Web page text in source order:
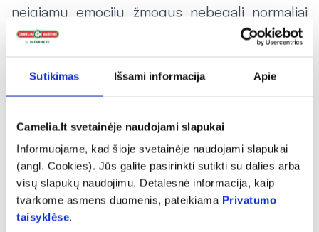
Sutikimas Išsami informacija Apie
Camelia.lt svetainėje naudojami slapukai
Informuojame, kad šioje svetainėje naudojami slapukai
(angl. Cookies). Jūs galite pasirinkti sutikti su dalies arba
visų slapukų naudojimu. Detalesnė informacija, kaip
tvarkome asmens duomenis, pateikiama Privatumo
taisyklėse.
neigiamų emocijų žmogus nebegali normaliai
gyventi.
turi naktinio staliuko stalčiuje ir jaučiasi ramūs
prireiks. Tokie žmonės įsistato save į rėmus ir
nenori iš jų išeiti, jie neatlieka savianalizės,
kodėl taip yra ir ką reikėtų dėl to daryti. Tokiu
atveju galėtų padėti ir meditacijas, psichologo
konsultacijos“, – pataria vaistininkė.